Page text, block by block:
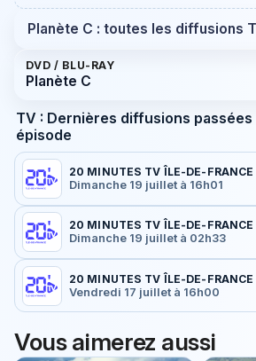
Planète C : toutes les diffusions
DVD / BLU-RAY
Planète C
TV : Dernières diffusions
épisode
20 MINUTES TV ÎLE-DE-FRANCE
Dimanche 19 juillet à 16h01
20 MINUTES TV ÎLE-DE-FRANCE
Dimanche 19 juillet à 02h33
20 MINUTES TV ÎLE-DE-FRANCE
Vendredi 17 juillet à 16h00
Vous aimerez aussi